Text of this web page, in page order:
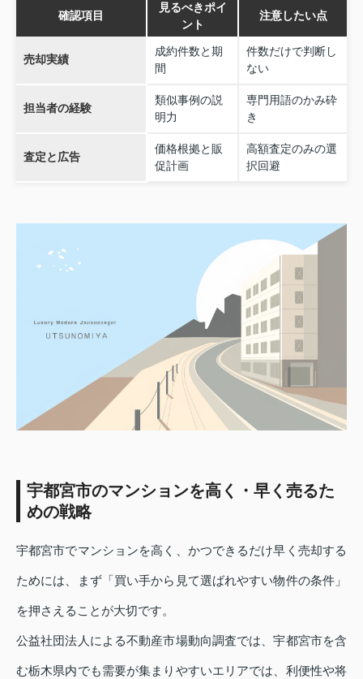
確認項目
見るべきポイ
ント
注意したい点
売却実績
成約件数と期
間
件数だけで判断し
ない
担当者の経験
類似事例の説
明力
専門用語のかみ砕
き
査定と広告
価格根拠と販
促計画
高額査定のみの選
択回避
宇都宮市のマンションを高く・早く売るた
めの戦略
宇都宮市でマンションを高く、かつできるだけ早く売却する
ためには、まず「買い手から見て選ばれやすい物件の条件」
を押さえることが大切です。
公益社団法人による不動産市場動向調査では、宇都宮市を含
む栃木県内でも需要が集まりやすいエリアでは、利便性や将